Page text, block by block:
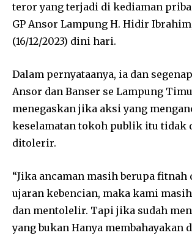
teror yang terjadi di kediaman
GP Ansor Lampung H. Hidir
(16/12/2023) dini hari.
Dalam pernyataanya, ia dan
Ansor dan Banser se Lampung
menegaskan jika aksi yang
keselamatan tokoh publik itu tidak
ditolerir.
“Jika ancaman masih berupa fitnah
ujaran kebencian, maka kami
dan mentolelir. Tapi jika sudah
yang bukan Hanya membahayakan